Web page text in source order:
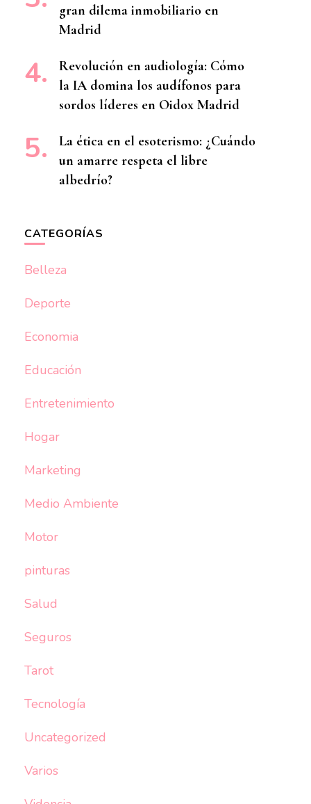
gran dilema inmobiliario en
Madrid
Revolución en audiología: Cómo
la IA domina los audífonos para
sordos líderes en Oidox Madrid
La ética en el esoterismo: ¿Cuándo
un amarre respeta el libre
albedrío?
CATEGORÍAS
Belleza
Deporte
Economia
Educación
Entretenimiento
Hogar
Marketing
Medio Ambiente
Motor
pinturas
Salud
Seguros
Tarot
Tecnología
Uncategorized
Varios